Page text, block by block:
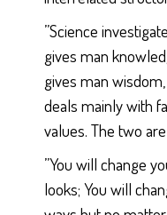
”Science
gives man
gives man
deals mainly with
values. The two
”You will change
looks; You will